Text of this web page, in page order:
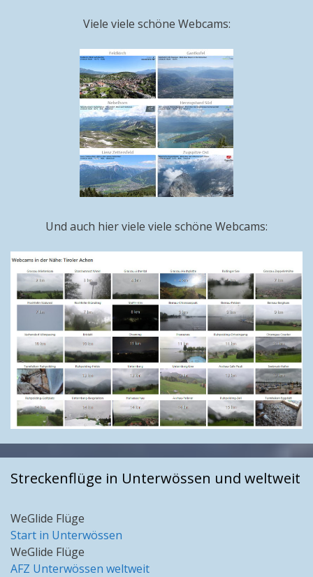
Viele viele schöne Webcams:
Und auch hier viele viele schöne Webcams:
Streckenflüge in Unterwössen und weltweit
WeGlide Flüge
Start in Unterwössen
WeGlide Flüge
AFZ Unterwössen weltweit